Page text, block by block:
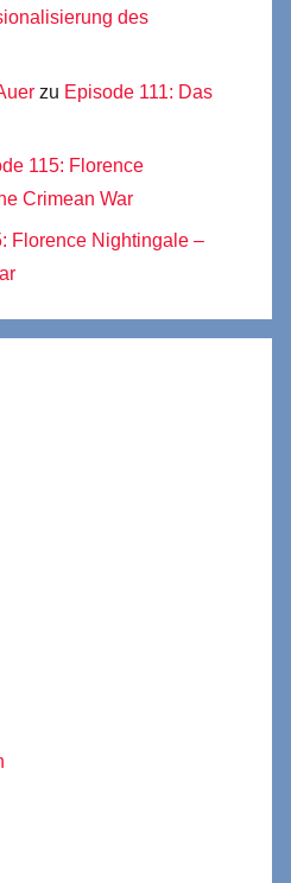
des
zu Episode 111: Das
115: Florence
Crimean War
Florence Nightingale –